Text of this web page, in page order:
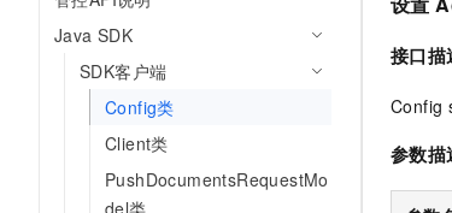
Java SDK
SDK客户端
Config类
Client类
PushDocumentsRequestMo
del类
接口描
Config
参数描